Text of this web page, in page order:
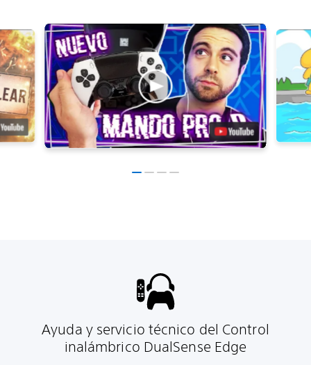
Ayuda y servicio técnico del Control
inalámbrico DualSense Edge